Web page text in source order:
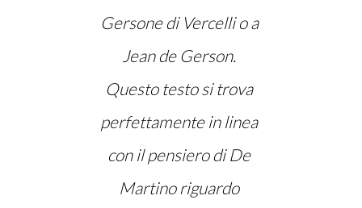
Gersone di Vercelli o a
Jean de Gerson.
Questo testo si trova
perfettamente in linea
con il pensiero di De
Martino riguardo